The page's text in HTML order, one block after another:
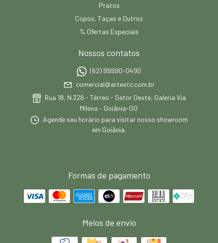
Pratos
Copos, Taças e Outros
% Ofertas Especiais
Nossos contatos
(62) 99990-0490
comercial@arteetc.com.br
Rua 18, N.326 - Térreo - Setor Oeste, Galeria Via
Milena - Goiânia-GO
Agende seu horário para visitar nosso showroom
em Goiânia.
Formas de pagamento
Meios de envio